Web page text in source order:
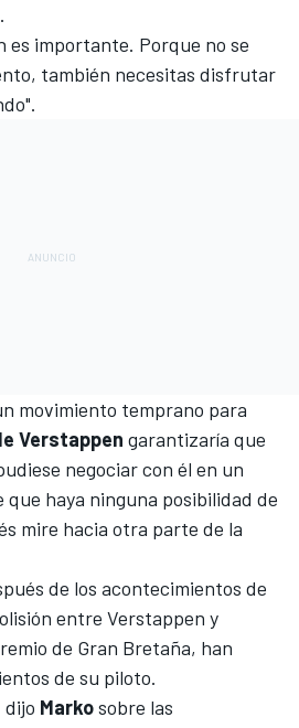
es importante. Porque no se
también necesitas disfrutar
movimiento temprano para
Verstappen garantizaría que
negociar con él en un
que haya ninguna posibilidad de
mire hacia otra parte de la
de los acontecimientos de
entre Verstappen y
de Gran Bretaña, han
de su piloto.
dijo Markosobre las